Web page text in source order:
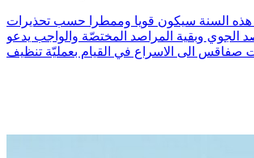
هذه السنة سيكون قويا وممطرا حسب تحذيرات
الجوي وبقية المراصد المختصّة والواجب يدعو